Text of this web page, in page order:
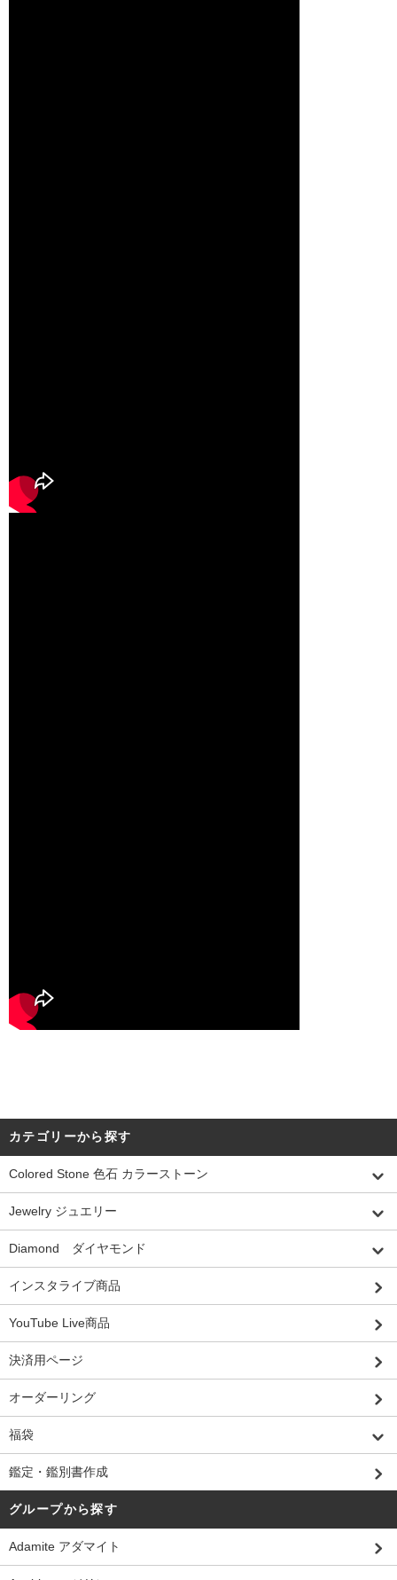
カテゴリーから探す
Colored Stone 色石 カラーストーン
Jewelry ジュエリー
Diamond ダイヤモンド
インスタライブ商品
YouTube Live商品
決済用ページ
オーダーリング
福袋
鑑定・鑑別書作成
グループから探す
Adamite アダマイト